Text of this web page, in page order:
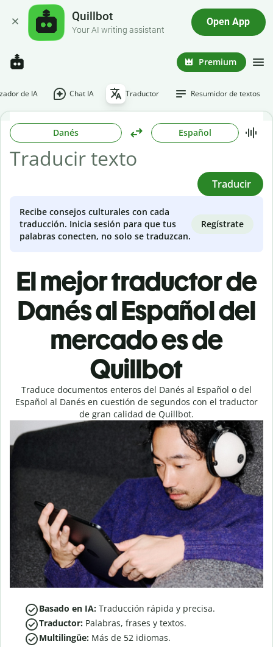
Quillbot
Your AI writing assistant
Open App
Premium
de IA Chat IA Traductor Resumidor de textos
Danés Español
Traducir
Recibe consejos culturales con cada
traducción. Inicia sesión para que tus
palabras conecten, no solo se traduzcan.
Regístrate
El mejor traductor de
Danés al Español del
mercado es de
Quillbot
Traduce documentos enteros del Danés al Español o del
Español al Danés en cuestión de segundos con el traductor
de gran calidad de Quillbot.
Basado en IA: Traducción rápida y precisa.
Traductor: Palabras, frases y textos.
Multilingüe: Más de 52 idiomas.